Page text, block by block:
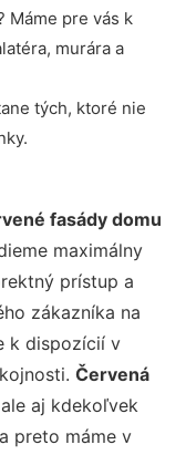
Máme pre vás k
murára a
tých, ktoré nie
fasády domu
maximálny
prístup a
zákazníka na
k dispozícií v
Červená
aj kdekoľvek
preto máme v